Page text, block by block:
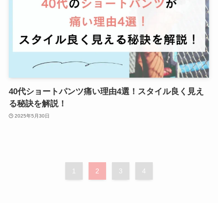
40代ショートパンツ痛い理由4選！スタイル良く見え
る秘訣を解説！
2025年5月30日
1 2 3 4